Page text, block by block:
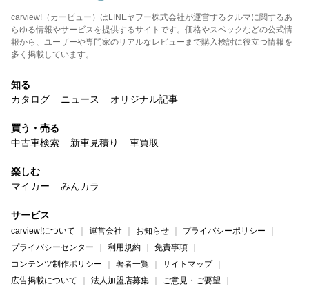
carview!（カービュー）はLINEヤフー株式会社が運営するクルマに関するあ
らゆる情報やサービスを提供するサイトです。価格やスペックなどの公式情
報から、ユーザーや専門家のリアルなレビューまで購入検討に役立つ情報を
多く掲載しています。
知る
カタログ
ニュース オリジナル記事
買う・売る
中古車検索
新車見積り 車買取
楽しむ
マイカー
みんカラ
サービス
carview!について 運営会社 お知らせ
プライバシーポリシー
プライバシーセンター
利用規約
免責事項
コンテンツ制作ポリシー
著者一覧
サイトマップ
広告掲載について
法人加盟店募集 ご意見・ご要望